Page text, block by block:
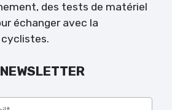
des tests de matériel
échanger avec la